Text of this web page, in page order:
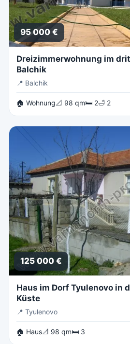
95 000 €
Dreizimmerwohnung im
Balchik
📍 Balchik
🏠 Wohnung📐 98 qm🛏 2🛁 2
125 000 €
Haus im Dorf Tyulenovo in
Küste
📍 Tyulenovo
🏠 Haus📐 98 qm🛏 3